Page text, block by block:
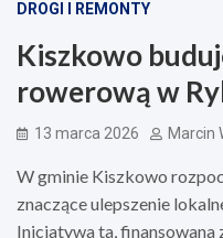
DROGI I REMONTY
Kiszkowo
rowerową w
13 marca 2026 Marcin
W gminie Kiszkowo
znaczące ulepszenie
Inicjatywa ta, finansowana